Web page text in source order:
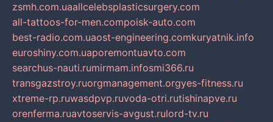
zsmh.com.uaallcelebsplasticsurgery.com
all-tattoos-for-men.compoisk-auto.com
best-radio.com.uaost-engineering.comkuryatnik.info
euroshiny.com.uaporemontuavto.com
searchus-nauti.rumirmam.infosmi366.ru
transgazstroy.ruorgmanagement.orgyes-fitness.ru
xtreme-rp.ruwasdpvp.ruvoda-otri.rutishinapve.ru
orenferma.ruavtoservis-avgust.rulord-tv.ru